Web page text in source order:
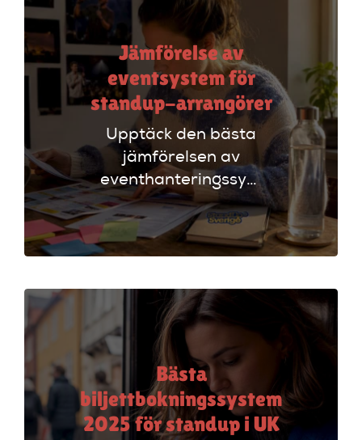
Jämförelse av
eventsystem för
standup-arrangörer
Upptäck den bästa
jämförelsen av
eventhanteringssystem
för standup-
arrangörer. Få
insikter om
evenemangskalender
och biljettlänkar!
Bästa
biljettbokningssystem
2025 för standup i UK